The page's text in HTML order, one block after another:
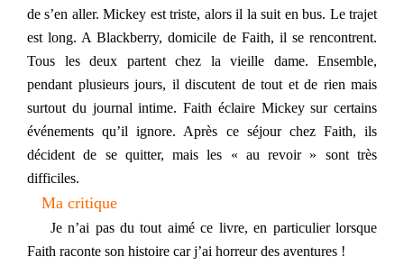
de s’en aller. Mickey est triste, alors il la suit en bus. Le trajet
est long. A Blackberry, domicile de Faith, il se rencontrent.
Tous les deux partent chez la vieille dame. Ensemble,
pendant plusieurs jours, il discutent de tout et de rien mais
surtout du journal intime. Faith éclaire Mickey sur certains
événements qu’il ignore. Après ce séjour chez Faith, ils
décident de se quitter, mais les « au revoir » sont très
difficiles.
Ma critique
Je n’ai pas du tout aimé ce livre, en particulier lorsque
Faith raconte son histoire car j’ai horreur des aventures !